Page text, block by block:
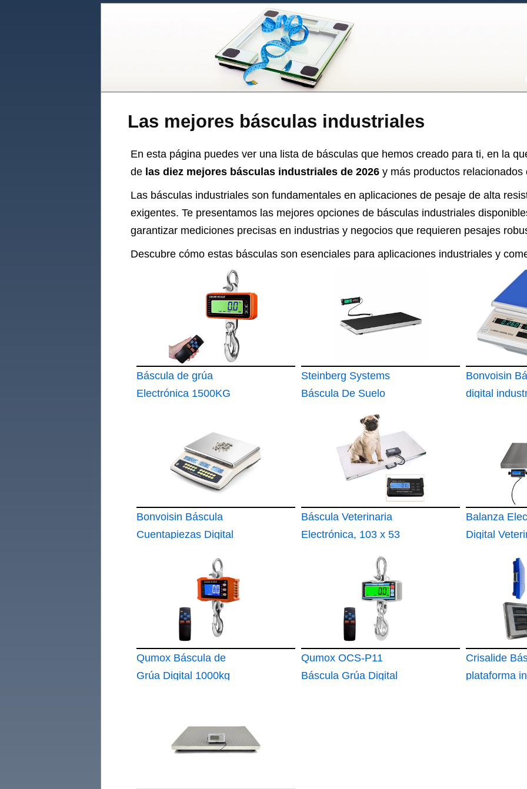
Las mejores básculas industriales
En esta página puedes ver una lista de básculas que hemos creado para ti, en la
de las diez mejores básculas industriales de 2026 y más productos
Las básculas industriales son fundamentales en aplicaciones de pesaje de alta
exigentes. Te presentamos las mejores opciones de básculas industriales
garantizar mediciones precisas en industrias y negocios que requieren pesajes
Descubre cómo estas básculas son esenciales para aplicaciones industriales y
Báscula de grúa
Electrónica 1500KG
Steinberg Systems
Báscula De Suelo
Balanza Industrial
Bonvoisin
digital
Bonvoisin Báscula
Cuentapiezas Digital
Báscula Veterinaria
Electrónica, 103 x 53
Balanza
Digital
Precisión
Industrial
Paquetes
Mascotas
Animales
con Pantalla
Qumox Báscula de
Grúa Digital 1000kg
Qumox OCS-P11
Báscula Grúa Digital
Crisalide
plataforma